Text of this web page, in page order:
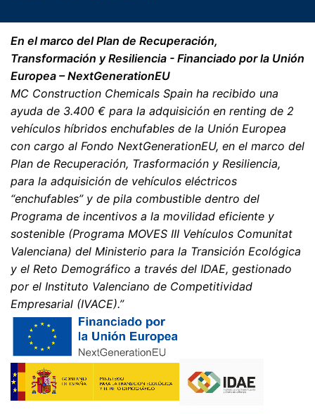
En el marco del Plan de Recuperación,
Transformación y Resiliencia - Financiado por la Unión
Europea – NextGenerationEU
MC Construction Chemicals Spain ha recibido una
ayuda de 3.400 € para la adquisición en renting de 2
vehículos híbridos enchufables de la Unión Europea
con cargo al Fondo NextGenerationEU, en el marco del
Plan de Recuperación, Trasformación y Resiliencia,
para la adquisición de vehículos eléctricos
“enchufables” y de pila combustible dentro del
Programa de incentivos a la movilidad eficiente y
sostenible (Programa MOVES III Vehículos Comunitat
Valenciana) del Ministerio para la Transición Ecológica
y el Reto Demográfico a través del IDAE, gestionado
por el Instituto Valenciano de Competitividad
Empresarial (IVACE).”